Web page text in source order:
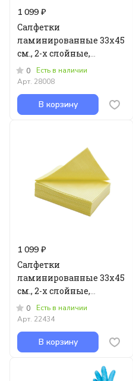
1 099 ₽
Салфетки
ламинированные 33х45
см., 2-х слойные,
рифленая бумага/
полиэтилен,
оранжевые, 500 шт в уп
0
Есть в наличии
Арт. 28008
В корзину
1 099 ₽
Салфетки
ламинированные 33х45
см., 2-х слойные,
рифленая бумага/
полиэтилен, желтые,
500 шт в уп
0
Есть в наличии
Арт. 22434
В корзину